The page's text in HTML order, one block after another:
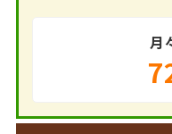
月